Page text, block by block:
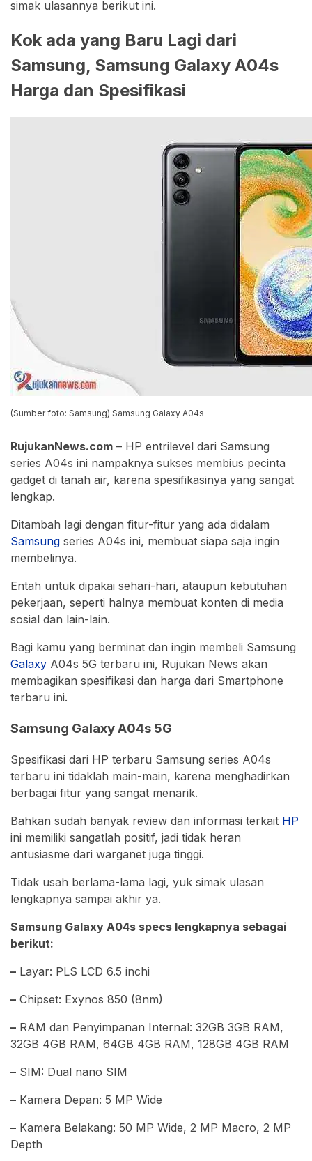
simak ulasannya berikut ini.
Kok ada yang Baru Lagi dari
Samsung, Samsung Galaxy A04s
Harga dan Spesifikasi
(Sumber foto: Samsung) Samsung Galaxy A04s
RujukanNews.com – HP entrilevel dari Samsung
series A04s ini nampaknya sukses membius pecinta
gadget di tanah air, karena spesifikasinya yang sangat
lengkap.
Ditambah lagi dengan fitur-fitur yang ada didalam
Samsung series A04s ini, membuat siapa saja ingin
membelinya.
Entah untuk dipakai sehari-hari, ataupun kebutuhan
pekerjaan, seperti halnya membuat konten di media
sosial dan lain-lain.
Bagi kamu yang berminat dan ingin membeli Samsung
Galaxy A04s 5G terbaru ini, Rujukan News akan
membagikan spesifikasi dan harga dari Smartphone
terbaru ini.
Samsung Galaxy A04s 5G
Spesifikasi dari HP terbaru Samsung series A04s
terbaru ini tidaklah main-main, karena menghadirkan
berbagai fitur yang sangat menarik.
Bahkan sudah banyak review dan informasi terkait HP
ini memiliki sangatlah positif, jadi tidak heran
antusiasme dari warganet juga tinggi.
Tidak usah berlama-lama lagi, yuk simak ulasan
lengkapnya sampai akhir ya.
Samsung Galaxy A04s specs lengkapnya sebagai
berikut:
– Layar: PLS LCD 6.5 inchi
– Chipset: Exynos 850 (8nm)
– RAM dan Penyimpanan Internal: 32GB 3GB RAM,
32GB 4GB RAM, 64GB 4GB RAM, 128GB 4GB RAM
– SIM: Dual nano SIM
– Kamera Depan: 5 MP Wide
– Kamera Belakang: 50 MP Wide, 2 MP Macro, 2 MP
Depth